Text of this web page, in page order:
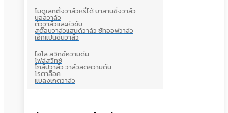
โมดูเลทติ้งวาล์วหรี่ได้ บาลานซิ่งวาล์ว
บอลวาล์ว
ตัววาล์วและหัวขับ
สต๊อบวาล์วแฮนด์วาล์ว ชัทออฟวาล์ว
เอ็กแปนชั่นวาล์ว
ไฮโล สวิทซ์ความดัน
โฟล์สวิทซ์
โกล์ปวาล์ว วาล์วลดความดัน
โรตาล็อค
แบลงเกตวาล์ว